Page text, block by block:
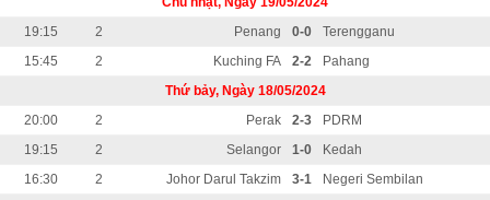
19:15
2 Penang 0-0
Terengganu
15:45
2 Kuching FA 2-2
Pahang
Thứ bảy, Ngày 18/05/2024
20:00
2 Perak 2-3
PDRM
19:15
2 Selangor 1-0
Kedah
16:30
2 Johor Darul Takzim 3-1
Negeri Sembilan